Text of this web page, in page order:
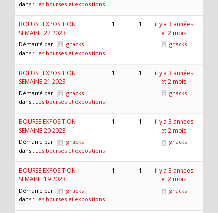
dans : Les bourses et expositions
BOURSE EXPOSITION
SEMAINE 22 2023
Démarré par :
gnacks
dans : Les bourses et expositions
1 1
il y a 3 années
et 2 mois
gnacks
BOURSE EXPOSITION
SEMAINE 21 2023
Démarré par :
gnacks
dans : Les bourses et expositions
1 1
il y a 3 années
et 2 mois
gnacks
BOURSE EXPOSITION
SEMAINE 20 2023
Démarré par :
gnacks
dans : Les bourses et expositions
1 1
il y a 3 années
et 2 mois
gnacks
BOURSE EXPOSITION
SEMAINE 19 2023
Démarré par :
gnacks
dans : Les bourses et expositions
1 1
il y a 3 années
et 2 mois
gnacks